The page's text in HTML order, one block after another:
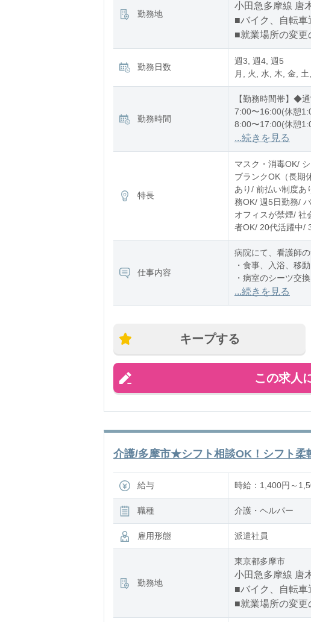
勤務地
小田急多摩線 唐
■バイク、自転車
■就業場所の変更
勤務日数
週3, 週4, 週5
月, 火, 水, 木, 金,
勤務時間
【勤務時間帯】◆
7:00〜16:00(休憩
8:00〜17:00(休憩
12:00〜21:00(休憩
※残業：0〜10時間
...続きを見る
特長
マスク・消毒OK/
ブランクOK（長期
あり/ 前払い制度あ
務OK/ 週5日勤務/
オフィスが禁煙/ 社
者OK/ 20代活躍中/
仕事内容
病院にて、看護師
・食事、入浴、移
・病室のシーツ交
・事務作業の補助業
「できるか不安・
...続きを見る
キープする
この求人
介護/多摩市★シフト相談OK！シフト柔
給与 時給：1,400円～
職種 介護・ヘルパー
雇用形態 派遣社員
勤務地
東京都多摩市
小田急多摩線 唐
■バイク、自転車
■就業場所の変更